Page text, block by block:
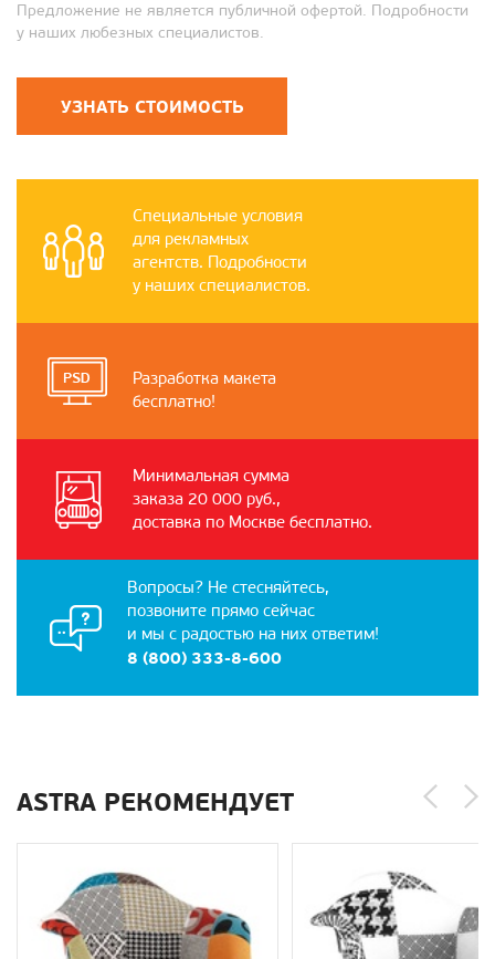
Предложение не является публичной офертой. Подробности
у наших любезных специалистов.
УЗНАТЬ СТОИМОСТЬ
Специальные условия
для рекламных
агентств. Подробности
у наших специалистов.
Разработка макета
бесплатно!
Минимальная сумма
заказа 20 000 руб.,
доставка по Москве бесплатно.
Вопросы? Не стесняйтесь,
позвоните прямо сейчас
и мы с радостью на них ответим!
8 (800) 333-8-600
ASTRA РЕКОМЕНДУЕТ